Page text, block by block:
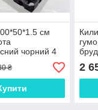
см
чорний 4
₴
кг
2